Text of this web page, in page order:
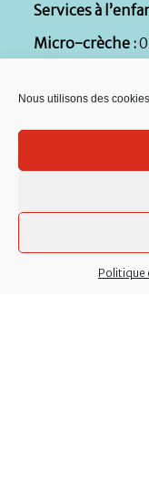
Nous utilisons des
Politique
Services à
Micro-crèche :
Nouette : 02 40